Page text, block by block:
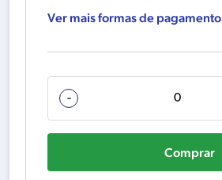
Ver mais formas de pagamento
-
N413349
ESCOVA
D
UNITÁRIO
Comprar